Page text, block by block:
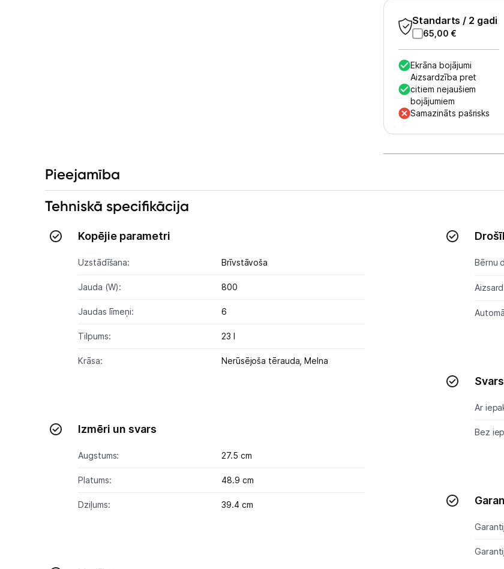
Mazās plītis
Standarts / 2 gadi
65,00 €
Ekrāna bojājumi
Aizsardzība pret
citiem nejaušiem
bojājumiem
Samazināts pašrisks
Pieejamība
Tehniskā specifikācija
Kopējie parametri
Uzstādīšana: Brīvstāvoša
Jauda (W): 800
Jaudas līmeņi: 6
Tilpums: 23 l
Krāsa: Nerūsējoša tērauda,Melna
Izmēri un svars
Augstums: 27.5 cm
Platums: 48.9 cm
Dziļums: 39.4 cm
Bērnu
Svars
Ar
Bez